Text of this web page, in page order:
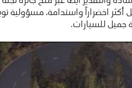
اخضراراً واستدامة، مسؤولية
للسيارات.